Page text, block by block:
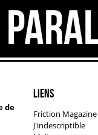
de
Liens
Friction Magazine
J'indescriptible